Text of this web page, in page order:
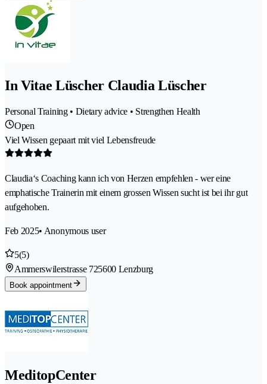
In Vitae Lüscher Claudia Lüscher
Personal Training • Dietary advice • Strengthen Health
Open
Viel Wissen gepaart mit viel Lebensfreude
Claudia‘s Coaching kann ich von Herzen empfehlen - wer eine
emphatische Trainerin mit einem grossen Wissen sucht ist bei ihr gut
aufgehoben.
Feb 2025• Anonymous user
5(5)
Ammerswilerstrasse 725600 Lenzburg
Book appointment
MeditopCenter